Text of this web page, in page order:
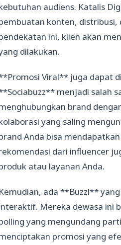
audiens. Katalis
konten, distribusi,
ini, klien akan
dilakukan.
Viral** juga dapat
menjadi salah
brand
yang saling
Anda bisa
dari influencer
atau layanan Anda.
Kemudian, ada **Buzzl**
Mereka dewasa ini
yang mengundang
promosi yang